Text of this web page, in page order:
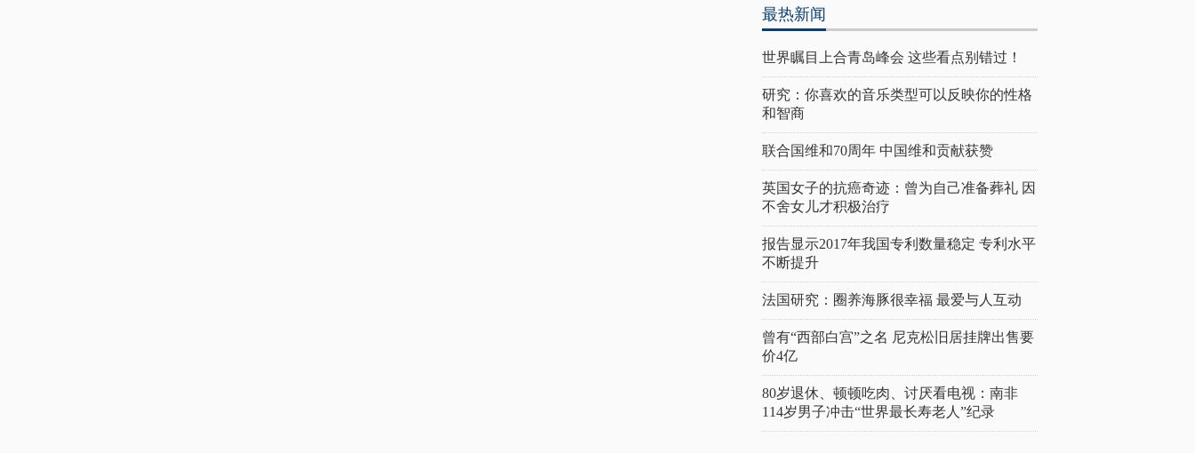
最热新闻
世界瞩目上合青岛峰会 这些看点别错过！
研究：你喜欢的音乐类型可以反映你的性格
和智商
联合国维和70周年 中国维和贡献获赞
英国女子的抗癌奇迹：曾为自己准备葬礼 因
不舍女儿才积极治疗
报告显示2017年我国专利数量稳定 专利水平
不断提升
法国研究：圈养海豚很幸福 最爱与人互动
曾有“西部白宫”之名 尼克松旧居挂牌出售要
价4亿
80岁退休、顿顿吃肉、讨厌看电视：南非
114岁男子冲击“世界最长寿老人”纪录